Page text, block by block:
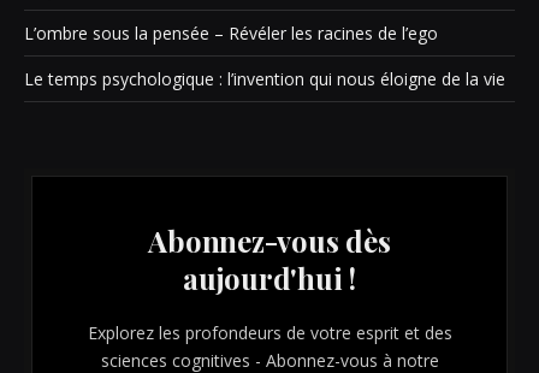
L’ombre sous la pensée – Révéler les racines de l’ego
Le temps psychologique : l’invention qui nous éloigne de la vie
Abonnez-vous dès
aujourd'hui !
Explorez les profondeurs de votre esprit et des
sciences cognitives - Abonnez-vous à notre